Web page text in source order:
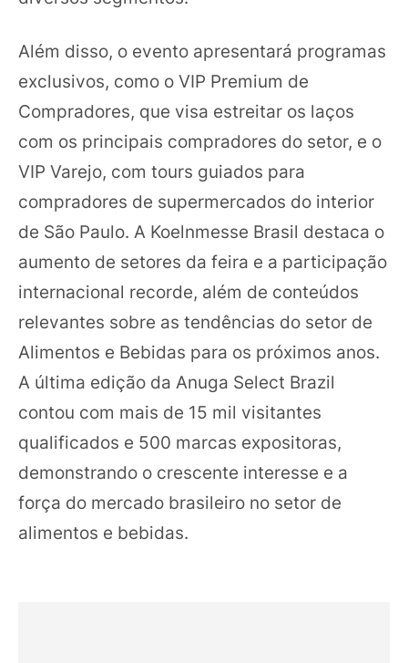
Além disso, o evento apresentará programas
exclusivos, como o VIP Premium de
Compradores, que visa estreitar os laços
com os principais compradores do setor, e o
VIP Varejo, com tours guiados para
compradores de supermercados do interior
de São Paulo. A Koelnmesse Brasil destaca o
aumento de setores da feira e a participação
internacional recorde, além de conteúdos
relevantes sobre as tendências do setor de
Alimentos e Bebidas para os próximos anos.
A última edição da Anuga Select Brazil
contou com mais de 15 mil visitantes
qualificados e 500 marcas expositoras,
demonstrando o crescente interesse e a
força do mercado brasileiro no setor de
alimentos e bebidas.